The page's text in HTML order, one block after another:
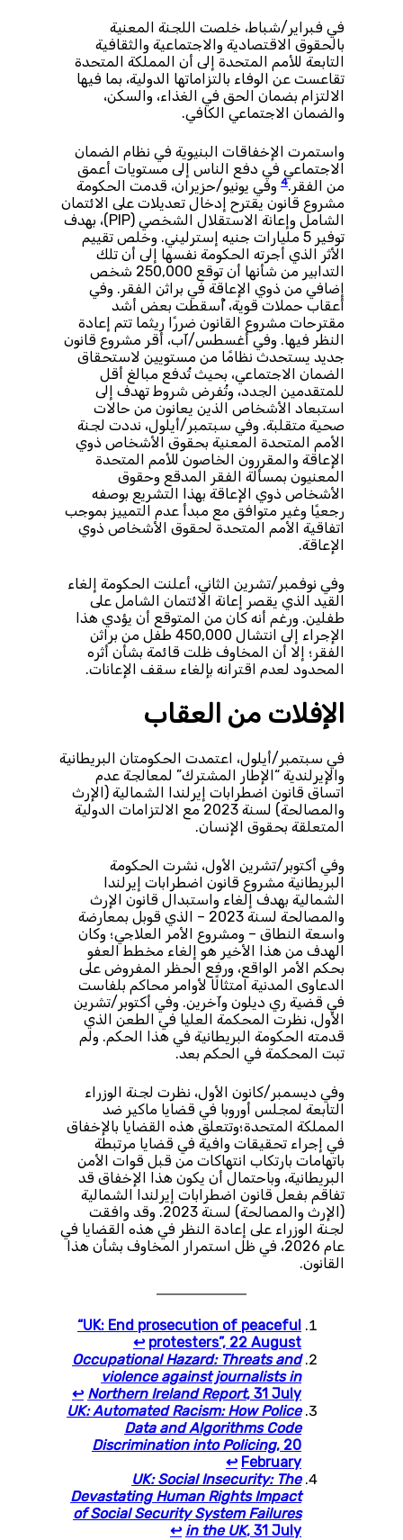
في فبراير/شباط، خلصت اللجنة المعنية
بالحقوق الاقتصادية والاجتماعية والثقافية
التابعة للأمم المتحدة إلى أن المملكة المتحدة
تقاعست عن الوفاء بالتزاماتها الدولية، بما فيها
الالتزام بضمان الحق في الغذاء، والسكن،
والضمان الاجتماعي الكافي.
واستمرت الإخفاقات البنيوية في نظام الضمان
الاجتماعي في دفع الناس إلى مستويات أعمق
من الفقر.4 وفي يونيو/حزيران، قدمت الحكومة
مشروع قانون يقترح إدخال تعديلات على الائتمان
الشامل وإعانة الاستقلال الشخصي (PIP)، بهدف
توفير 5 مليارات جنيه إسترليني. وخلص تقييم
الأثر الذي أجرته الحكومة نفسها إلى أن تلك
التدابير من شأنها أن توقع 250,000 شخص
إضافي من ذوي الإعاقة في براثن الفقر. وفي
أعقاب حملات قوية، أُسقطت بعض أشد
مقترحات مشروع القانون ضررًا ريثما تتم إعادة
النظر فيها. وفي أغسطس/آب، أقر مشروع قانون
جديد يستحدث نظامًا من مستويين لاستحقاق
الضمان الاجتماعي، بحيث تُدفع مبالغ أقل
للمتقدمين الجدد، وتُفرض شروط تهدف إلى
استبعاد الأشخاص الذين يعانون من حالات
صحية متقلبة. وفي سبتمبر/أيلول، نددت لجنة
الأمم المتحدة المعنية بحقوق الأشخاص ذوي
الإعاقة والمقررون الخاصون للأمم المتحدة
المعنيون بمسألة الفقر المدقع وحقوق
الأشخاص ذوي الإعاقة بهذا التشريع بوصفه
رجعيًا وغير متوافق مع مبدأ عدم التمييز بموجب
اتفاقية الأمم المتحدة لحقوق الأشخاص ذوي
الإعاقة.
وفي نوفمبر/تشرين الثاني، أعلنت الحكومة إلغاء
القيد الذي يقصر إعانة الائتمان الشامل على
طفلين. ورغم أنه كان من المتوقع أن يؤدي هذا
الإجراء إلى انتشال 450,000 طفل من براثن
الفقر؛ إلا أن المخاوف ظلت قائمة بشأن أثره
المحدود لعدم اقترانه بإلغاء سقف الإعانات.
الإفلات من العقاب
في سبتمبر/أيلول، اعتمدت الحكومتان البريطانية
والإيرلندية “الإطار المشترك” لمعالجة عدم
اتساق قانون اضطرابات إيرلندا الشمالية (الإرث
والمصالحة) لسنة 2023 مع الالتزامات الدولية
المتعلقة بحقوق الإنسان.
وفي أكتوبر/تشرين الأول، نشرت الحكومة
البريطانية مشروع قانون اضطرابات إيرلندا
الشمالية بهدف إلغاء واستبدال قانون الإرث
والمصالحة لسنة 2023 – الذي قوبل بمعارضة
واسعة النطاق – ومشروع الأمر العلاجي؛ وكان
الهدف من هذا الأخير هو إلغاء مخطط العفو
بحكم الأمر الواقع، ورفع الحظر المفروض على
الدعاوى المدنية امتثالًا لأوامر محاكم بلفاست
في قضية ري ديلون وآخرين. وفي أكتوبر/تشرين
الأول، نظرت المحكمة العليا في الطعن الذي
قدمته الحكومة البريطانية في هذا الحكم. ولم
تبت المحكمة في الحكم بعد.
وفي ديسمبر/كانون الأول، نظرت لجنة الوزراء
التابعة لمجلس أوروبا في قضايا ماكير ضد
المملكة المتحدة؛وتتعلق هذه القضايا بالإخفاق
في إجراء تحقيقات وافية في قضايا مرتبطة
باتهامات بارتكاب انتهاكات من قبل قوات الأمن
البريطانية، وباحتمال أن يكون هذا الإخفاق قد
تفاقم بفعل قانون اضطرابات إيرلندا الشمالية
(الإرث والمصالحة) لسنة 2023. وقد وافقت
لجنة الوزراء على إعادة النظر في هذه القضايا في
عام 2026، في ظل استمرار المخاوف بشأن هذا
القانون.
“UK: End prosecution of peaceful
protesters”, 22 August
↩︎
Occupational Hazard: Threats and
violence against journalists in
Northern Ireland Report, 31 July
↩︎
UK: Automated Racism: How Police
Data and Algorithms Code
Discrimination into Policing, 20
February
↩︎
UK: Social Insecurity: The
Devastating Human Rights Impact
of Social Security System Failures
in the UK, 31 July
↩︎